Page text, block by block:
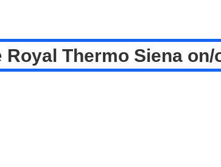
Royal Thermo Siena on/